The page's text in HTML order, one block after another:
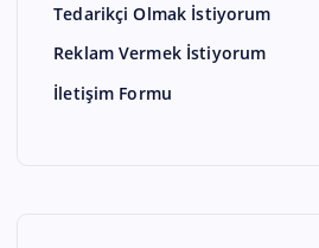
Tedarikçi Olmak İstiyorum
Reklam Vermek İstiyorum
İletişim Formu